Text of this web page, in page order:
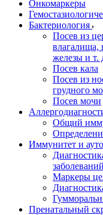
Онкомаркеры
Бактериология
Посев из
влагалища,
железы и т.
Посев кала
Посев из
грудного
Посев мочи
Общий
Иммунитет и
заболеваний
Маркеры
Пренатальный